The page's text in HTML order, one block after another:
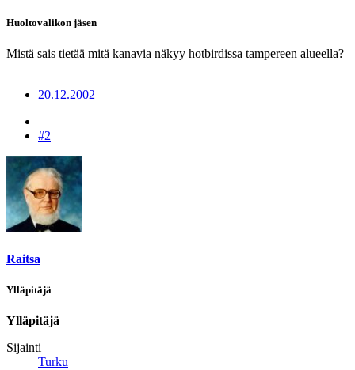
Huoltovalikon jäsen
Mistä sais tietää mitä kanavia näkyy hotbirdissa tampereen alueella?
20.12.2002
#2
Raitsa
Ylläpitäjä
Ylläpitäjä
Sijainti
Turku